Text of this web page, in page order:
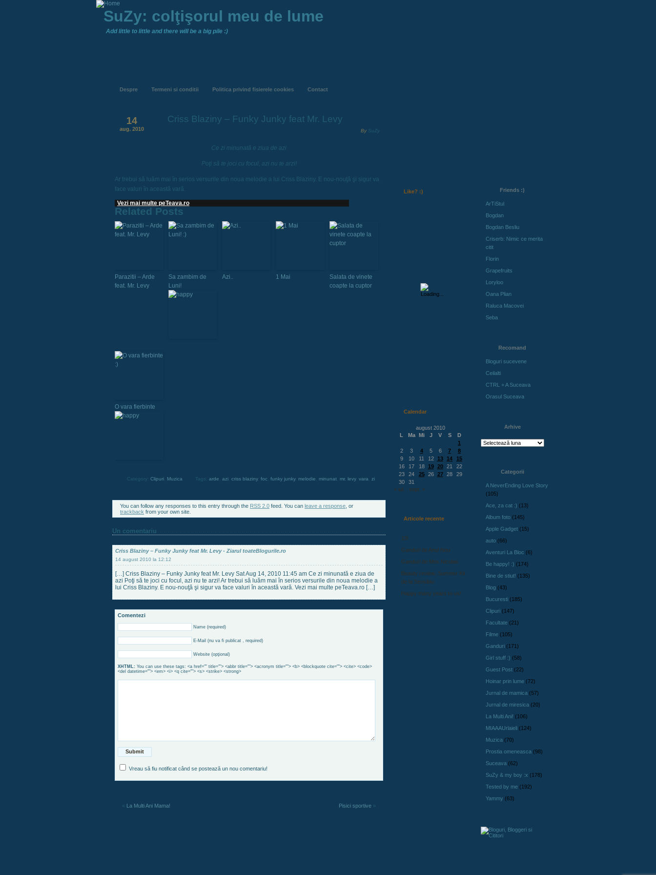
SuZy: colţişorul meu de lume
Add little to little and there will be a big pile :)
Despre Termeni si conditii Politica privind fisierele cookies Contact
14
aug. 2010
Criss Blaziny – Funky Junky feat Mr. Levy
By SuZy
Ce zi minunată e ziua de azi
Poţi să te joci cu focul, azi nu te arzi!
Ar trebui să luăm mai în serios versurile din noua melodie a lui Criss Blaziny. E nou-nouţă şi sigur va
face valuri în această vară.
Vezi mai multe peTeava.ro
Related Posts
Parazitii – Arde
feat. Mr. Levy
Sa zambim de
Luni!
Azi.. 1 Mai
Salata de vinete
coapte la cuptor
O vara fierbinte
Category: Clipuri Muzica Tags: arde azi criss blaziny, foc funky junky, melodie minunat mr. levy, vara zi
You can follow any responses to this entry through the RSS 2.0 feed. You can leave a response , or
trackback from your own site.
Un comentariu
Criss Blaziny – Funky Junky feat Mr. Levy - Ziarul toateBlogurile.ro
14 august 2010 la 12:12
[…] Criss Blaziny – Funky Junky feat Mr. Levy Sat Aug 14, 2010 11:45 am Ce zi minunată e ziua de
azi Poţi să te joci cu focul, azi nu te arzi! Ar trebui să luăm mai în serios versurile din noua melodie a
lui Criss Blaziny. E nou-nouţă şi sigur va face valuri în această vară. Vezi mai multe peTeava.ro […]
Comentezi
Name (required)
E-Mail (nu va fi publicat , required)
Website (opţional)
XHTML: You can use these tags: <a href="" title=""> <abbr title=""> <acronym title=""> <b> <blockquote cite=""> <cite> <code>
<del datetime=""> <em> <i> <q cite=""> <s> <strike> <strong>
Vreau să fiu notificat când se postează un nou comentariu!
« La Multi Ani Mama! Pisici sportive »
Like? :)
Calendar
august 2010
L
Ma Mi J V S
D
1
2
3 4 5 6 7
8
9
10 11 12 13 14
15
16
17 18 19 20 21
22
23
24 25 26 27 28
29
30
31
« iul.
sept. »
Articole recente
13!
Ganduri de Anul Nou
Ganduri de Mos Nicolae
Beauty review: Summer Kit
de la Sensiblu
Happy many years to us!
Friends :)
ArTiStul
Bogdan
Bogdan Besliu
Criserb: Nimic ce merita
citit
Florin
Grapefruits
Loryloo
Oana Plian
Raluca Macovei
Seba
Recomand
Bloguri sucevene
Ceilalti
CTRL + A Suceava
Orasul Suceava
Arhive
Categorii
A NeverEnding Love Story
(105)
Ace, za cat :) (13)
Album foto (145)
Apple Gadget (15)
auto (66)
Aventuri La Bloc (6)
Be happy! :) (174)
Bine de stiut! (135)
Blog (43)
Bucuresti (185)
Clipuri (147)
Facultate (21)
Filme (105)
Ganduri (171)
Girl stuff :) (58)
Guest Post (22)
Hoinar prin lume (72)
Jurnal de mamica (57)
Jurnal de miresica (20)
La Multi Ani! (106)
MIAAAUrlaieli (124)
Muzica (70)
Prostia omeneasca (98)
Suceava (62)
SuZy & my boy :x (178)
Tested by me (192)
Yammy (63)